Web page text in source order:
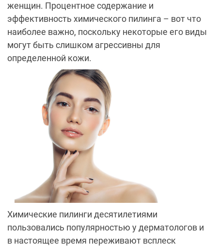
женщин. Процентное содержание и
эффективность химического пилинга – вот что
наиболее важно, поскольку некоторые его виды
могут быть слишком агрессивны для
определенной кожи.
Химические пилинги десятилетиями
пользовались популярностью у дерматологов и
в настоящее время переживают всплеск